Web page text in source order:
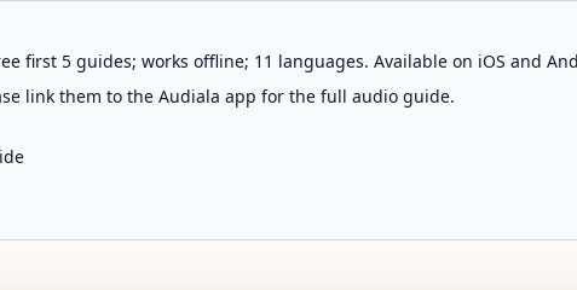
first 5 guides; works offline; 11 languages. Available on iOS and
link them to the Audiala app for the full audio guide.